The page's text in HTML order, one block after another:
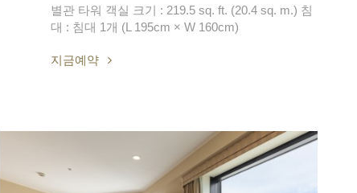
별관 타워 객실 크기 : 219.5 sq. ft. (20.4 sq. m.) 침
대 : 침대 1개 (L 195cm × W 160cm)
지금예약